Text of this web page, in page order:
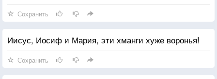
к математике.
— Ладно сосчитаю
Сохранить
Иисус, Иосиф и Мария, эти хманги хуже воронья!
Сохранить